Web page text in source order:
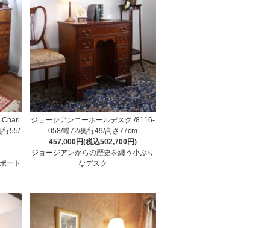
行55/
ート
ジョージアンニーホールデスク /8116-
058/幅72/奥行49/高さ77cm
457,000円(税込502,700円)
ジョージアンからの歴史を纏う小ぶり
なデスク